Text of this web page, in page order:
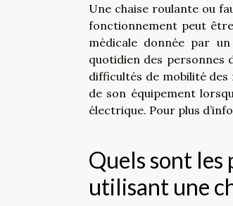
Une chaise roulante ou
fonctionnement peut
médicale donnée par
quotidien des personnes
difficultés de mobilité
de son équipement
électrique. Pour plus
Quels sont les
utilisant une